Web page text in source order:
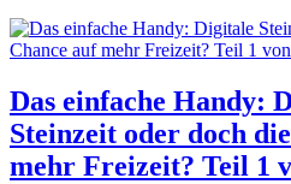
Das einfache Handy:
Steinzeit oder doch
mehr Freizeit? Teil 1